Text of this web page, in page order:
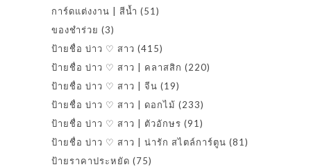
การ์ดแต่งงาน | สีน้ำ (51)
ของชำร่วย (3)
ป้ายชื่อ บ่าว ♡ สาว (415)
ป้ายชื่อ บ่าว ♡ สาว | คลาสสิก (220)
ป้ายชื่อ บ่าว ♡ สาว | จีน (19)
ป้ายชื่อ บ่าว ♡ สาว | ดอกไม้ (233)
ป้ายชื่อ บ่าว ♡ สาว | ตัวอักษร (91)
ป้ายชื่อ บ่าว ♡ สาว | น่ารัก สไตล์การ์ตูน (81)
ป้ายราคาประหยัด (75)